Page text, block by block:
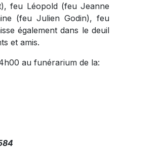
feu Léopold (feu Jeanne
(feu Julien Godin), feu
également dans le deuil
et amis.
au funérarium de la: